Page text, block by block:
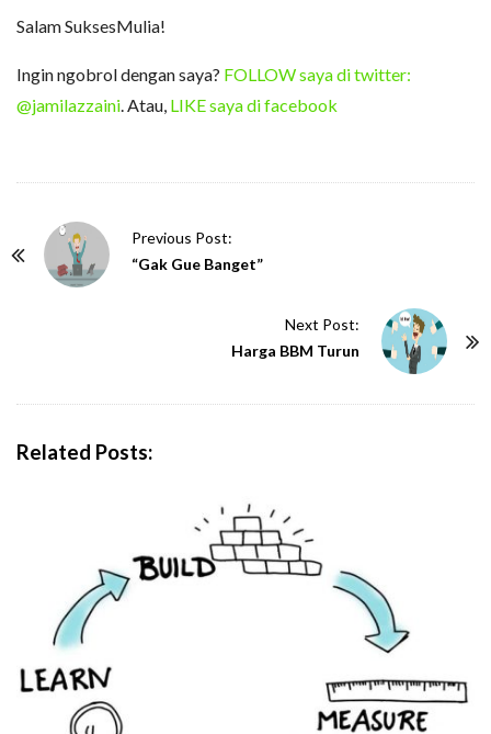
Salam SuksesMulia!
Ingin ngobrol dengan saya? FOLLOW saya di twitter:
@jamilazzaini. Atau, LIKE saya di facebook
Previous Post:
“Gak Gue Banget”
Next Post:
Harga BBM Turun
Related Posts: